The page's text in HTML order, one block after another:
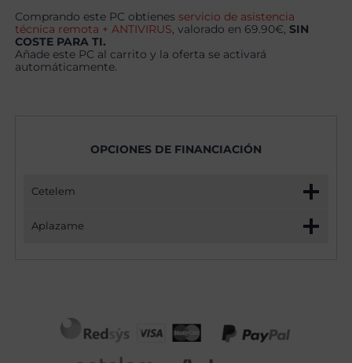
Comprando este PC obtienes servicio de asistencia
técnica remota + ANTIVIRUS, valorado en 69.90€,SIN
COSTE PARA TI.
Añade este PC al carrito y la oferta se activará
automáticamente.
OPCIONES DE FINANCIACIÓN
Cetelem
Aplazame